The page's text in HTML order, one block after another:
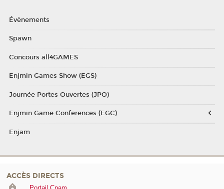
Évènements
Spawn
Concours all4GAMES
Enjmin Games Show (EGS)
Journée Portes Ouvertes (JPO)
Enjmin Game Conferences (EGC)
Enjam
ACCÈS DIRECTS